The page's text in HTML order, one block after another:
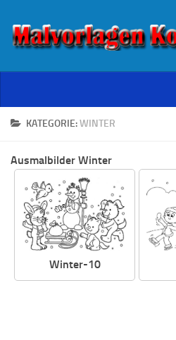
Starseite
KATEGORIE:WINTER
Ausmalbilder Winter
Winter-10